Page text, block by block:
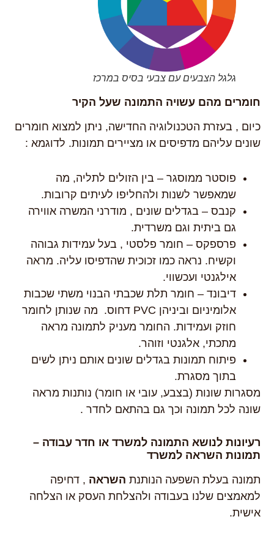
גלגל הצבעים עם צבעי בסיס במרכז
חומרים מהם עשויה התמונה שעל הקיר
כיום , בעזרת הטכנולוגיה החדישה, ניתן למצוא חומרים
שונים עליהם מדפיסים או מציירים תמונות. לדוגמא :
פוסטר ממוסגר – בין הזולים לתליה, מה
שמאפשר לשנות ולהחליפו לעיתים קרובות.
קנבס – בגדלים שונים , מודרני המשרה אווירה
גם ביתית וגם משרדית.
פרספקס – חומר פלסטי , בעל עמידות גבוהה
וקשיח. נראה כמו זכוכית שהדפיסו עליה. מראה
אילגנטי ועכשווי.
דיבונד – חומר תלת שכבתי הבנוי משתי שכבות
אלומיניום וביניהן PVC דחוס. מה שנותן לחומר
חוזק ועמידות. החומר מעניק לתמונה מראה
מתכתי, אלגנטי וזוהר.
פיתוח תמונות בגדלים שונים אותם ניתן לשים
בתוך מסגרת.
מסגרות שונות (בצבע, עובי או חומר) נותנות מראה
שונה לכל תמונה וכך גם בהתאם לחדר .
רעיונות לנושא התמונה למשרד או חדר עבודה –
תמונות השראה למשרד
תמונה בעלת השפעה הנותנת השראה , דחיפה
למאמצים שלנו בעבודה ולהצלחת העסק או הצלחה
אישית.